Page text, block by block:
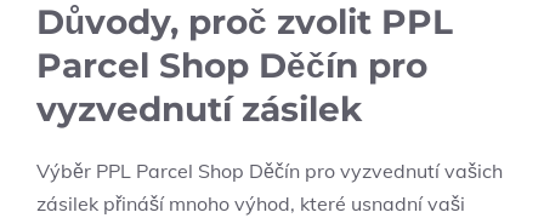
Důvody, proč zvolit PPL
Parcel Shop Děčín pro
vyzvednutí zásilek
Výběr PPL Parcel Shop Děčín pro vyzvednutí vašich
zásilek přináší mnoho výhod, které usnadní vaši